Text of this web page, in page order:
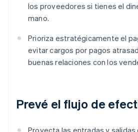
los proveedores si tienes el
mano.
Prioriza estratégicamente el
evitar cargos por pagos
buenas relaciones con los
Prevé el flujo de